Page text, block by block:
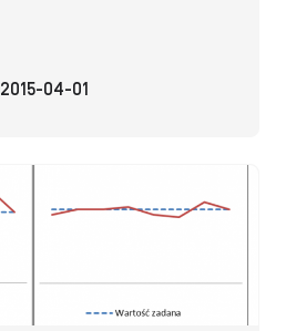
2015-04-01